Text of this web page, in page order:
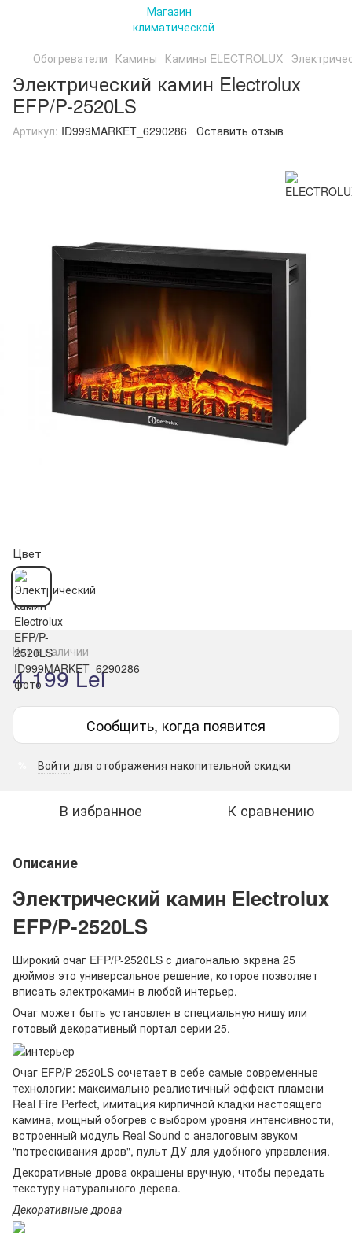
Обогреватели Камины Камины ELECTROLUX
Электрический камин Electrolux
EFP/P-2520LS
Артикул: ID999MARKET_6290286 Оставить отзыв
Цвет
Нет в наличии
4 199 Lei
Сообщить, когда появится
Войти для отображения накопительной скидки
В избранное К сравнению
Описание
Электрический камин Electrolux
EFP/P-2520LS
Широкий очаг EFP/P-2520LS с диагональю экрана 25
дюймов это универсальное решение, которое позволяет
вписать электрокамин в любой интерьер.
Очаг может быть установлен в специальную нишу или
готовый декоративный портал серии 25.
Очаг EFP/P-2520LS сочетает в себе самые современные
технологии: максимально реалистичный эффект пламени
Real Fire Perfect, имитация кирпичной кладки настоящего
камина, мощный обогрев с выбором уровня интенсивности,
встроенный модуль Real Sound с аналоговым звуком
"потрескивания дров", пульт ДУ для удобного управления.
Декоративные дрова окрашены вручную, чтобы передать
текстуру натурального дерева.
Декоративные дрова